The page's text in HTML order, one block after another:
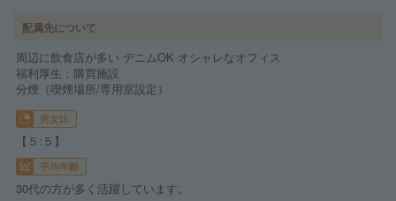
配属先について
周辺に飲食店が多い デニムOK オシャレなオフィス
福利厚生：購買施設
分煙（喫煙場所/専用室設定）
男女比
【５:５】
平均年齢
30代の方が多く活躍しています。